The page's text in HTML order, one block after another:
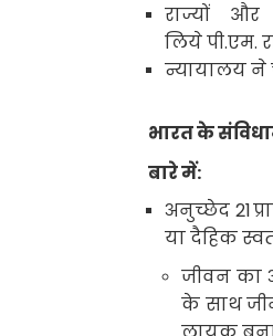
राज्यों
लिये पी.एम.
न्यायालय ने
भारत के
बारे में:
अनुच्छेद 21
या दैहिक
जीवन का
के साथ